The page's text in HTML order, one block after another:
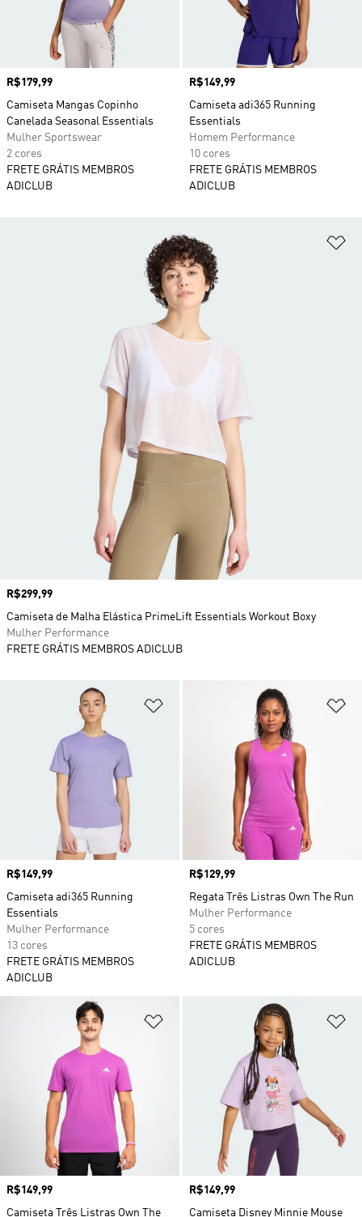
Preço
R$179,99
Camiseta Mangas Copinho
Canelada Seasonal Essentials
Mulher Sportswear
2 cores
FRETE GRÁTIS MEMBROS
ADICLUB
Preço
R$149,99
Camiseta adi365 Running
Essentials
Homem Performance
10 cores
FRETE GRÁTIS MEMBROS
ADICLUB
Adicionar à Lista de Desejos
Preço
R$149,99
Camiseta adi365 Running
Essentials
Mulher Performance
13 cores
FRETE GRÁTIS MEMBROS
ADICLUB
Preço
R$129,99
Regata Três Listras Own The Run
Mulher Performance
5 cores
FRETE GRÁTIS MEMBROS
ADICLUB
Adicionar à Lista de Desejos
Preço
R$149,99
Camiseta Três Listras Own The
Preço
R$149,99
Camiseta Disney Minnie Mouse
Preço
R$299,99
Camiseta de Malha Elástica PrimeLift Essentials Workout Boxy
Mulher Performance
FRETE GRÁTIS MEMBROS ADICLUB